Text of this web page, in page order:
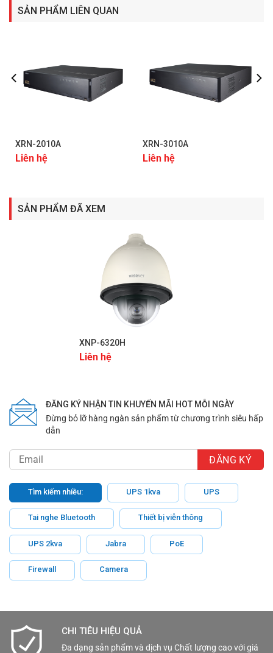
Download tài liệu – datasheet thông số kỹ thuật
CÔNG TY TNHH THƯƠNG MẠI DỊCH VỤ KỸ THUẬT QUỐC
info@navicomtech.vn Hotline: 0966 569 949 Website:
navicomtech.vn
SẢN PHẨM LIÊN QUAN
XRN-2010A
Liên hệ
XRN-3010A
Liên hệ
SẢN PHẨM ĐÃ XEM
XNP-6320H
Liên hệ
ĐĂNG KÝ NHẬN TIN KHUYẾN MÃI HOT MỖI NGÀY
Đừng bỏ lỡ hàng ngàn sản phẩm từ chương trình siêu hấp
dẫn
Tìm kiếm nhiều: UPS 1kva UPS
Tai nghe Bluetooth Thiết bị viễn thông
UPS 2kva Jabra PoE
Firewall Camera
CHI TIÊU HIỆU QUẢ
Đa dạng sản phẩm và dịch vụ Chất lượng cao với giá